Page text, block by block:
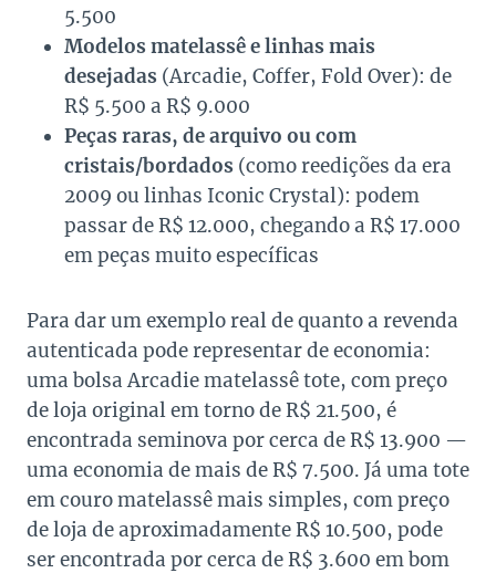
5.500
Modelos matelassê e linhas mais
desejadas (Arcadie, Coffer, Fold Over): de
R$ 5.500 a R$ 9.000
Peças raras, de arquivo ou com
cristais/bordados (como reedições da era
2009 ou linhas Iconic Crystal): podem
passar de R$ 12.000, chegando a R$ 17.000
em peças muito específicas
Para dar um exemplo real de quanto a revenda
autenticada pode representar de economia:
uma bolsa Arcadie matelassê tote, com preço
de loja original em torno de R$ 21.500, é
encontrada seminova por cerca de R$ 13.900 —
uma economia de mais de R$ 7.500. Já uma tote
em couro matelassê mais simples, com preço
de loja de aproximadamente R$ 10.500, pode
ser encontrada por cerca de R$ 3.600 em bom